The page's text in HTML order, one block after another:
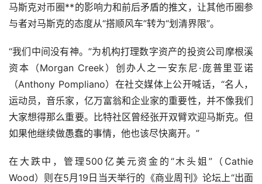
马斯克对币圈**的影响力和前后矛盾的推文，让其他币圈参
与者对马斯克的态度从“搭顺风车”转为“划清界限”。
“我们中间没有神。”为机构打理数字资产的投资公司摩根溪
资本（Morgan Creek）创办人之一安东尼·庞普里亚诺
（Anthony Pompliano）在社交媒体上公开喊话，“名人，
运动员，音乐家，亿万富翁和企业家的重要性，并不像我们
大家想得那么重要。比特社区曾经张开双臂欢迎马斯克。但
如果他继续做愚蠢的事情，他也该尽快离开。”
在大跌中，管理500亿美元资金的“木头姐”（Cathie
Wood）则在5月19日当天举行的《商业周刊》论坛上“出面